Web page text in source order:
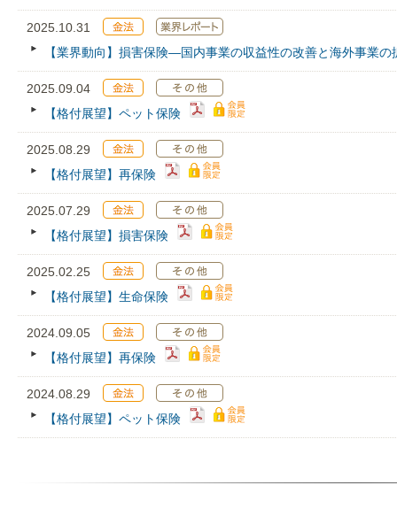
2025.10.31
【業界動向】損害保険—国内事業の収益性の改善と海外事業
2025.09.04
【格付展望】ペット保険
2025.08.29
【格付展望】再保険
2025.07.29
【格付展望】損害保険
2025.02.25
【格付展望】生命保険
2024.09.05
【格付展望】再保険
2024.08.29
【格付展望】ペット保険